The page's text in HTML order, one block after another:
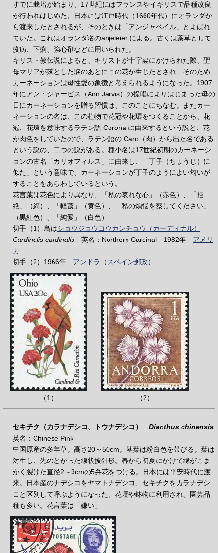
すでに栽培が始まり、17世紀にはフランスやイギリスで品種改良
が行われはじめた。日本には江戸時代（1660年代）にオランダか
ら渡来したとされるが、そのときは「アンジャベイル」とよばれ
ていた。これはオランダ名のanjeleier による。古くは薬草として
疫病、下痢、強心剤などに用いられた。
キリスト教伝説によると、キリストが十字架にかけられた際、聖
母マリアが落とした涙のあとにこの花が生じたとされ、そのため
カーネーションは母性愛の象徴と考えられるようになった。1907
年にアン・ジャービス（Ann Jarvis）の提唱によりはじまった母の
日にカーネーションを贈る習慣は、このことにちなむ。またカー
ネーションの名は、この植物で花冠や花環をつくることから、花
冠、花環を意味するラテン語 Corona に由来するという説と、花
が肉色をしていたので、ラテン語の Caro（肉）から出た名である
という説の、二つの説がある。種小名は17世紀初期のカーネーシ
ョンの古名「カリオフィルス」に由来し、「丁子（ちょうじ）に
似た」という意味で、カーネーションが丁子のようによい匂いが
することをあらわしているという。
花言葉は花色により異なり、「私の哀れな心」（赤色）、「拒
絶」（縞）、「軽蔑」（黄色）、「私の煩悩を察してください」
（黒紅色）、「純愛」（白色）
切手（1）鳥はショウジョウコウカンチョウ（カーディナル）
Cardinalis cardinalis 英名：Northern Cardinal 1982年 アメリ
カ
切手（2）1966年 アンドラ（スペイン郵政）
（1） （2）
セキチク（カラナデシコ、トウナデシコ） Dianthus chinensis
英名：Chinese Pink
中国原産の多年草。高さ20～50cm。茎葉は粉白色を帯びる。葉は
対生し、先のとがった線状披針形。春から初夏にかけて縁がこま
かく裂けた直径2～3cmの5弁花をつける。日本には平安時代に渡
来。日本産のナデシコをヤマトナデシコ、セキチクをカラナデシ
コと区別して呼ぶようになった。花壇や鉢物に利用され、園芸品
種も多い。花言葉は「嫌い」